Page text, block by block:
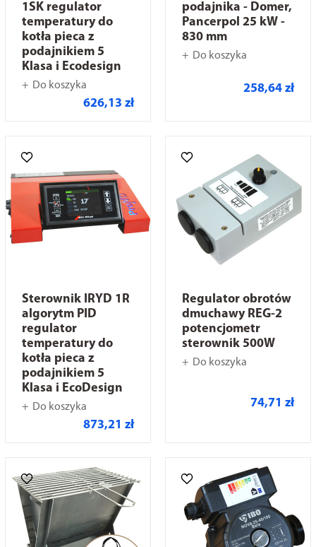
1SK regulator
temperatury do
kotła pieca z
podajnikiem 5
Klasa i Ecodesign
Do koszyka
626,13 zł
podajnika - Domer,
Pancerpol 25 kW -
830 mm
Do koszyka
258,64 zł
Sterownik IRYD 1R
algorytm PID
regulator
temperatury do
kotła pieca z
podajnikiem 5
Klasa i EcoDesign
Do koszyka
873,21 zł
Regulator obrotów
dmuchawy REG-2
potencjometr
sterownik 500W
Do koszyka
74,71 zł